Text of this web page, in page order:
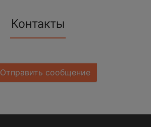
Контакты
Отправить сообщение